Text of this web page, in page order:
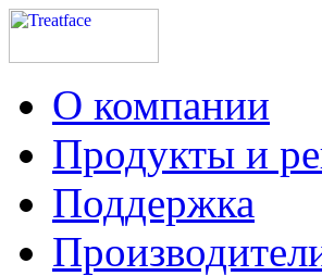
О компании
Продукты и
Поддержка